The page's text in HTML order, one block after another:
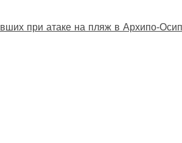
при атаке на пляж в